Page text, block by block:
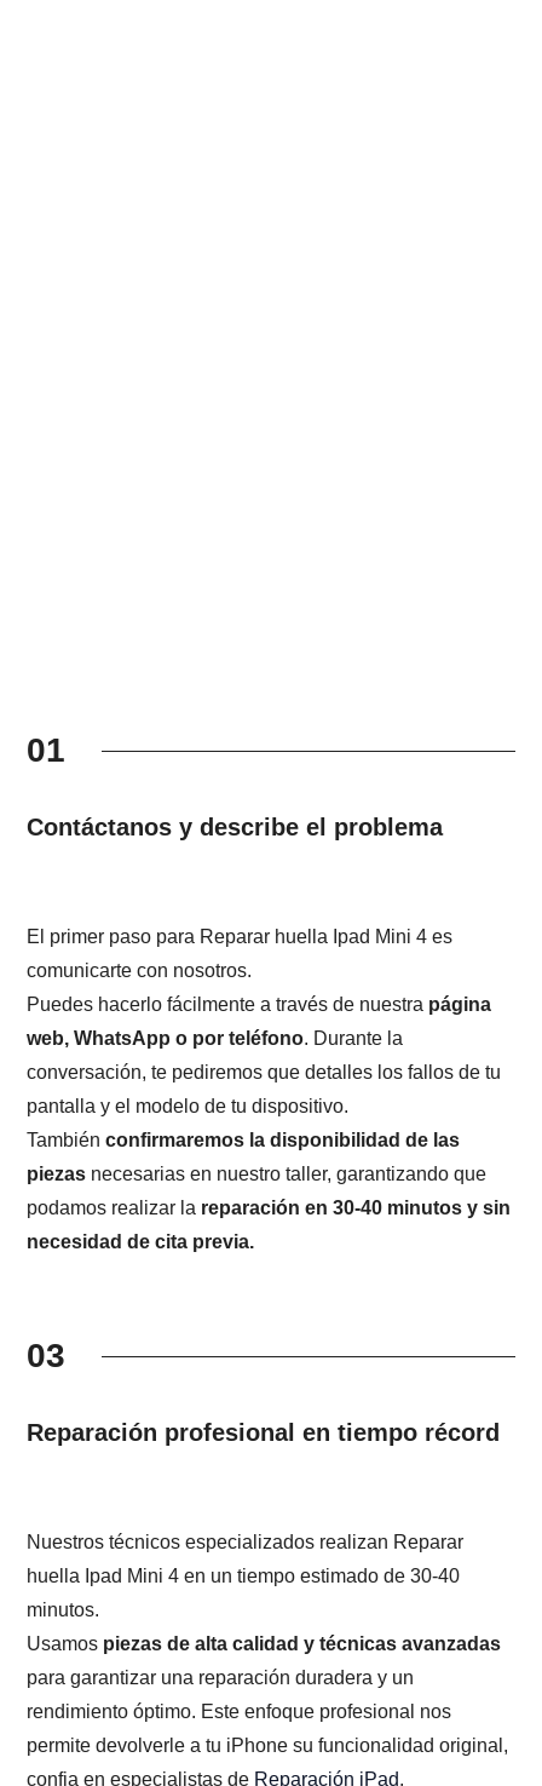
01
Contáctanos y describe el problema
El primer paso para Reparar huella Ipad Mini 4 es
comunicarte con nosotros.
Puedes hacerlo fácilmente a través de nuestra página
web, WhatsApp o por teléfono. Durante la
conversación, te pediremos que detalles los fallos de tu
pantalla y el modelo de tu dispositivo.
Tambiénconfirmaremos la disponibilidad de las
piezas necesarias en nuestro taller, garantizando que
podamos realizar la reparación en 30-40 minutos y sin
necesidad de cita previa.
03
Reparación profesional en tiempo récord
Nuestros técnicos especializados realizan Reparar
huella Ipad Mini 4 en un tiempo estimado de 30-40
minutos.
Usamos piezas de alta calidad y técnicas avanzadas
para garantizar una reparación duradera y un
rendimiento óptimo. Este enfoque profesional nos
permite devolverle a tu iPhone su funcionalidad original,
confia en especialistas de Reparación iPad.